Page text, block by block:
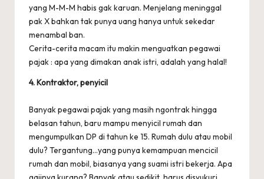
yang M-M-M habis gak karuan. Menjelang meninggal
pak X bahkan tak punya uang hanya untuk sekedar
menambal ban.
Cerita-cerita macam itu makin menguatkan pegawai
pajak : apa yang dimakan anak istri, adalah yang halal!
4. Kontraktor, penyicil
Banyak pegawai pajak yang masih ngontrak hingga
belasan tahun, baru mampu menyicil rumah dan
mengumpulkan DP di tahun ke 15. Rumah dulu atau mobil
dulu? Tergantung…yang punya kemampuan mencicil
rumah dan mobil, biasanya yang suami istri bekerja. Apa